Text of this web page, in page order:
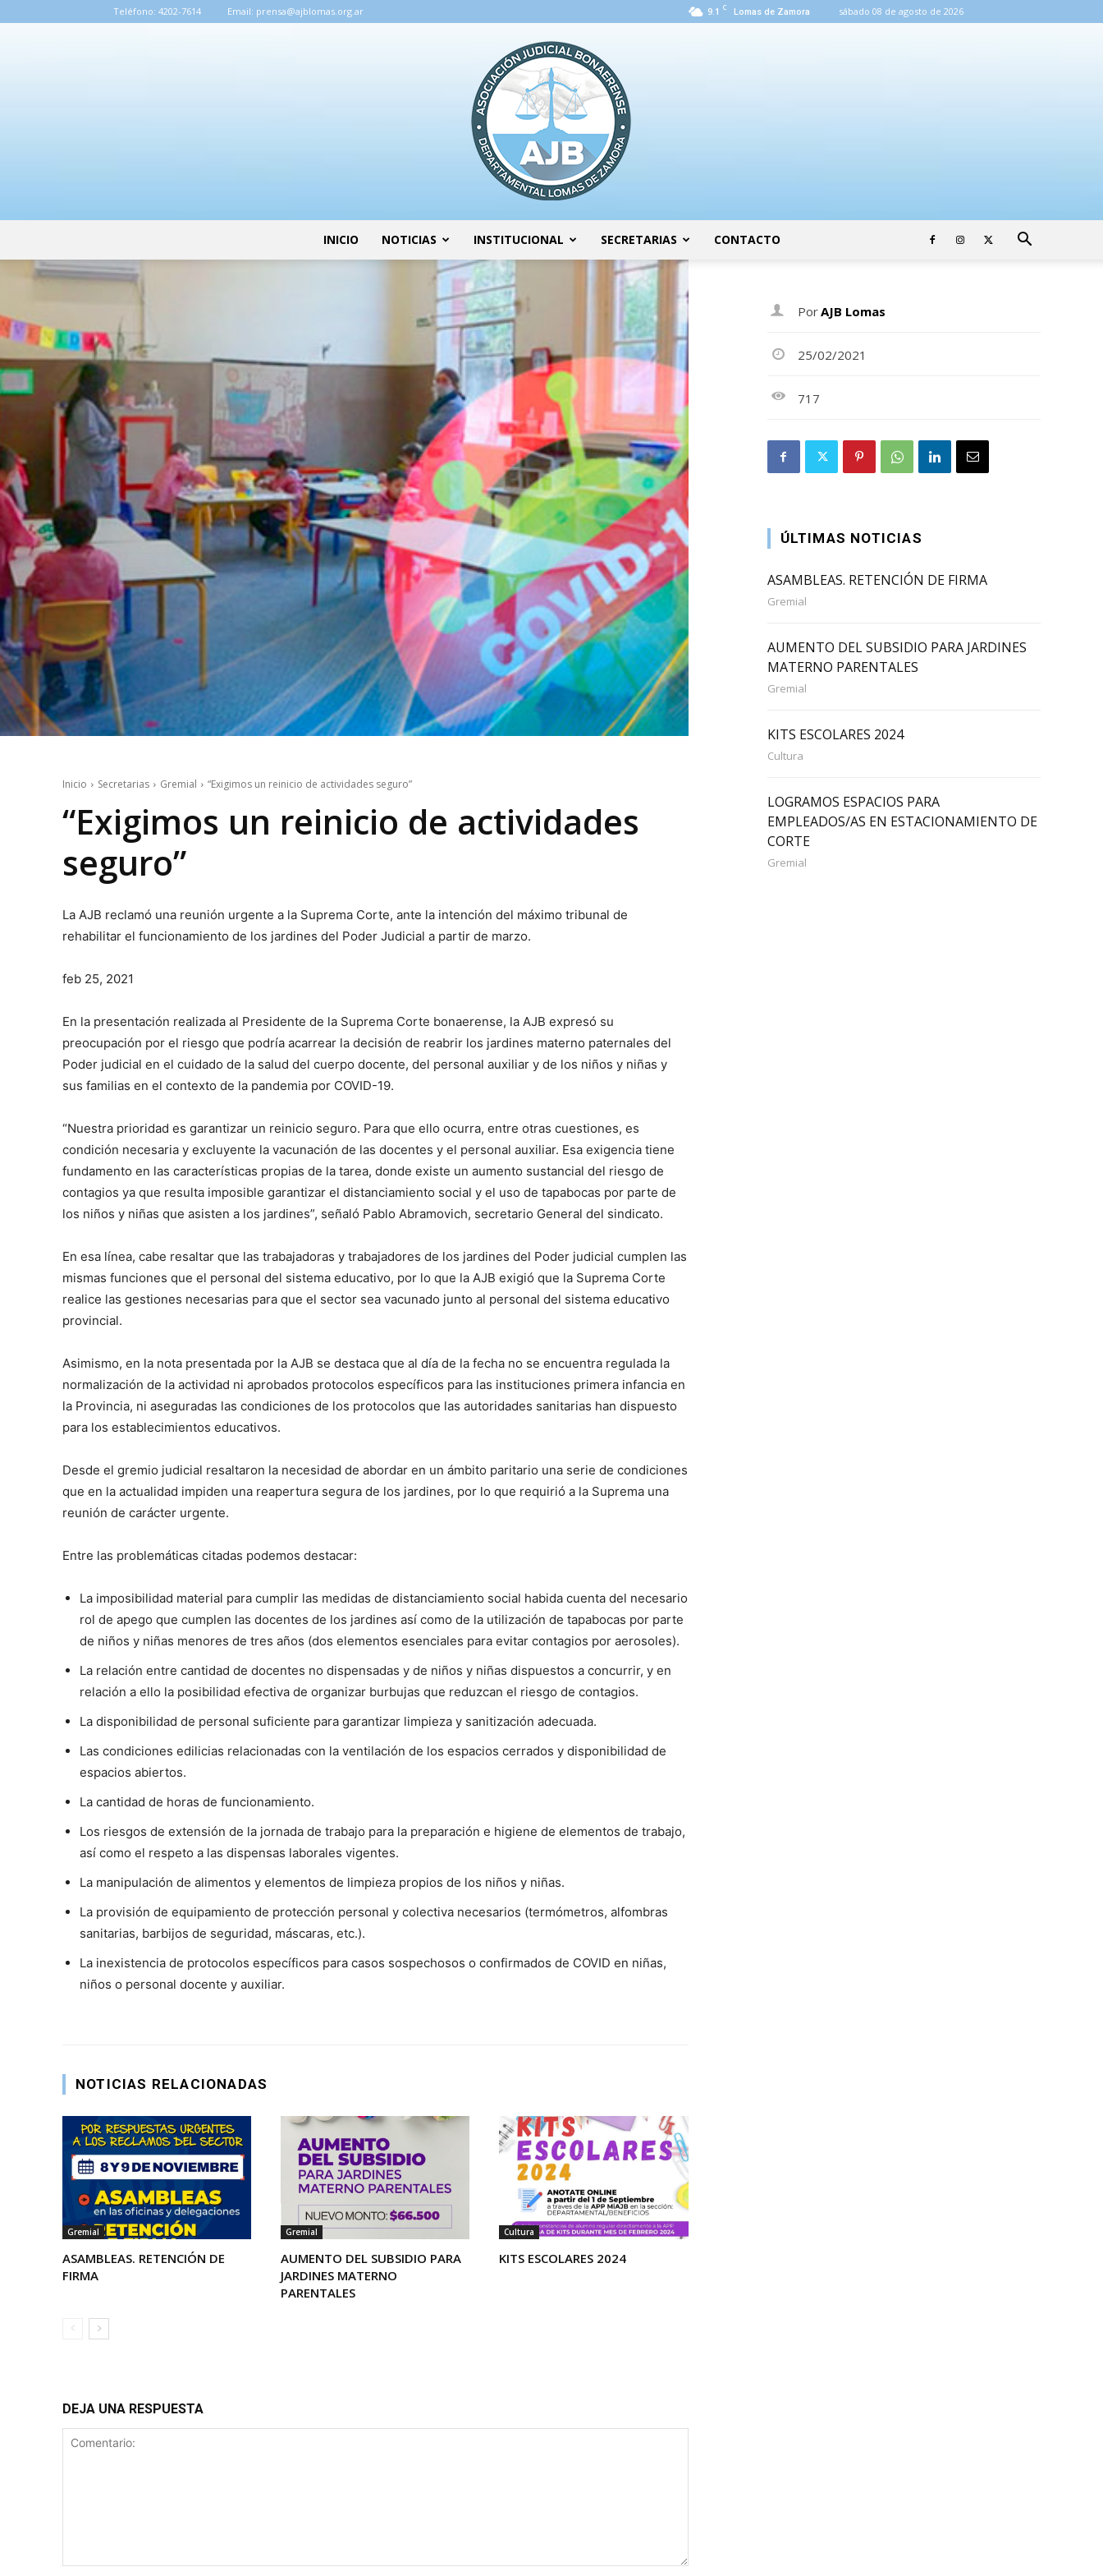
9.1 C Lomas de Zamora sábado 08 de agosto de 2026
Teléfono: 4202-7614 Email: prensa@ajblomas.org.ar
Lomas
INICIO NOTICIAS INSTITUCIONAL SECRETARIAS CONTACTO
Inicio Secretarias Gremial “Exigimos un reinicio de actividades seguro”
“Exigimos un reinicio de actividades
seguro”
La AJB reclamó una reunión urgente a la Suprema Corte, ante la intención del máximo tribunal de
rehabilitar el funcionamiento de los jardines del Poder Judicial a partir de marzo.
feb 25, 2021
En la presentación realizada al Presidente de la Suprema Corte bonaerense, la AJB expresó su
preocupación por el riesgo que podría acarrear la decisión de reabrir los jardines materno paternales del
Poder judicial en el cuidado de la salud del cuerpo docente, del personal auxiliar y de los niños y niñas y
sus familias en el contexto de la pandemia por COVID-19.
“Nuestra prioridad es garantizar un reinicio seguro. Para que ello ocurra, entre otras cuestiones, es
condición necesaria y excluyente la vacunación de las docentes y el personal auxiliar. Esa exigencia tiene
fundamento en las características propias de la tarea, donde existe un aumento sustancial del riesgo de
contagios ya que resulta imposible garantizar el distanciamiento social y el uso de tapabocas por parte de
los niños y niñas que asisten a los jardines”, señaló Pablo Abramovich, secretario General del sindicato.
En esa línea, cabe resaltar que las trabajadoras y trabajadores de los jardines del Poder judicial cumplen las
mismas funciones que el personal del sistema educativo, por lo que la AJB exigió que la Suprema Corte
realice las gestiones necesarias para que el sector sea vacunado junto al personal del sistema educativo
provincial.
Asimismo, en la nota presentada por la AJB se destaca que al día de la fecha no se encuentra regulada la
normalización de la actividad ni aprobados protocolos específicos para las instituciones primera infancia en
la Provincia, ni aseguradas las condiciones de los protocolos que las autoridades sanitarias han dispuesto
para los establecimientos educativos.
Desde el gremio judicial resaltaron la necesidad de abordar en un ámbito paritario una serie de condiciones
que en la actualidad impiden una reapertura segura de los jardines, por lo que requirió a la Suprema una
reunión de carácter urgente.
Entre las problemáticas citadas podemos destacar:
La imposibilidad material para cumplir las medidas de distanciamiento social habida cuenta del necesario
rol de apego que cumplen las docentes de los jardines así como de la utilización de tapabocas por parte
de niños y niñas menores de tres años (dos elementos esenciales para evitar contagios por aerosoles).
La relación entre cantidad de docentes no dispensadas y de niños y niñas dispuestos a concurrir, y en
relación a ello la posibilidad efectiva de organizar burbujas que reduzcan el riesgo de contagios.
La disponibilidad de personal suficiente para garantizar limpieza y sanitización adecuada.
Las condiciones edilicias relacionadas con la ventilación de los espacios cerrados y disponibilidad de
espacios abiertos.
La cantidad de horas de funcionamiento.
Los riesgos de extensión de la jornada de trabajo para la preparación e higiene de elementos de trabajo,
así como el respeto a las dispensas laborales vigentes.
La manipulación de alimentos y elementos de limpieza propios de los niños y niñas.
La provisión de equipamiento de protección personal y colectiva necesarios (termómetros, alfombras
sanitarias, barbijos de seguridad, máscaras, etc.).
La inexistencia de protocolos específicos para casos sospechosos o confirmados de COVID en niñas,
niños o personal docente y auxiliar.
NOTICIAS RELACIONADAS
Gremial
ASAMBLEAS. RETENCIÓN DE
FIRMA
Gremial
AUMENTO DEL SUBSIDIO PARA
JARDINES MATERNO
PARENTALES
Cultura
KITS ESCOLARES 2024
DEJA UNA RESPUESTA
PorAJB Lomas
25/02/2021
717
ÚLTIMAS NOTICIAS
ASAMBLEAS. RETENCIÓN DE FIRMA
Gremial
AUMENTO DEL SUBSIDIO PARA JARDINES
MATERNO PARENTALES
Gremial
KITS ESCOLARES 2024
Cultura
LOGRAMOS ESPACIOS PARA
EMPLEADOS/AS EN ESTACIONAMIENTO DE
CORTE
Gremial